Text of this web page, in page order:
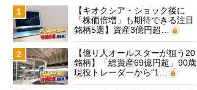
1
【キオクシア・ショック後に
「株価倍増」も期待できる注目
銘柄5選】資産3億円超…
2
【億り人オールスターが狙う20
銘柄】「総資産69億円超」90歳
現役トレーダーから“1…